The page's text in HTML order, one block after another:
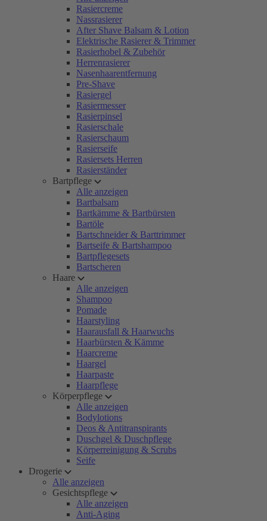
Rasiercreme
Nassrasierer
After Shave Balsam & Lotion
Elektrische Rasierer & Trimmer
Rasierhobel & Zubehör
Herrenrasierer
Nasenhaarentfernung
Pre-Shave
Rasiergel
Rasiermesser
Rasierpinsel
Rasierschale
Rasierschaum
Rasierseife
Rasiersets Herren
Rasierständer
Bartpflege
Alle anzeigen
Bartbalsam
Bartkämme & Bartbürsten
Bartöle
Bartschneider & Barttrimmer
Bartseife & Bartshampoo
Bartpflegesets
Bartscheren
Haare
Alle anzeigen
Shampoo
Pomade
Haarstyling
Haarausfall & Haarwuchs
Haarbürsten & Kämme
Haarcreme
Haargel
Haarpaste
Haarpflege
Körperpflege
Alle anzeigen
Bodylotions
Deos & Antitranspirants
Duschgel & Duschpflege
Körperreinigung & Scrubs
Seife
Drogerie
Alle anzeigen
Gesichtspflege
Alle anzeigen
Anti-Aging